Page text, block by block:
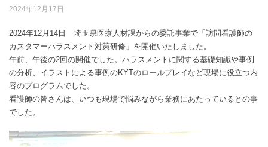
2024年12月17日
2024年12月14日 埼玉県医療人材課からの委託事業で「訪問看護師の
カスタマーハラスメント対策研修」を開催いたしました。
午前、午後の2回の開催でした。ハラスメントに関する基礎知識や事例
の分析、イラストによる事例のKYTのロールプレイなど現場に役立つ内
容のプログラムでした。
看護師の皆さんは、いつも現場で悩みながら業務にあたっているとの事
でした。